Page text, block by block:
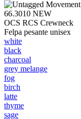
66.3010 NEW
OCS RCS Crewneck
Felpa pesante unisex
white
black
charcoal
grey melange
fog
birch
latte
thyme
sage